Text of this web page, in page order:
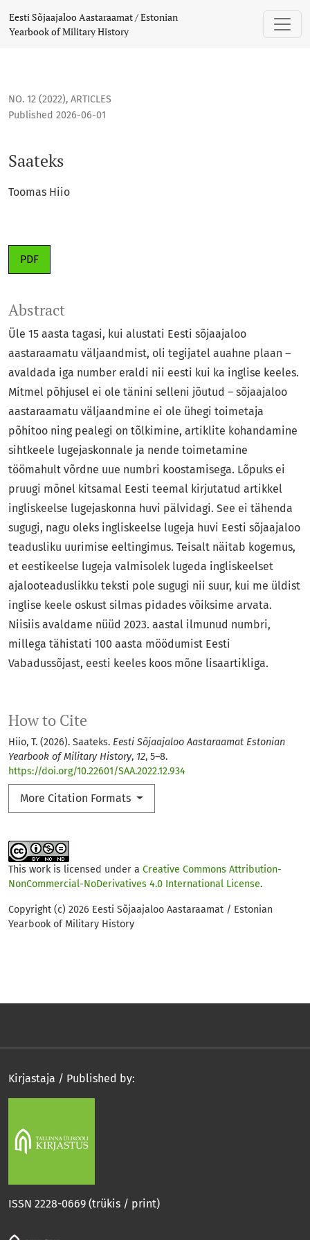
Eesti Sõjaajaloo Aastaraamat / Estonian
Yearbook of Military History
NO. 12 (2022), ARTICLES
Saateks
Published 2026-06-01
Toomas Hiio
PDF
How to Cite
Hiio, T. (2026). Saateks. Eesti Sõjaajaloo Aastaraamat Estonian
Yearbook of Military History, 12, 5–8.
https://doi.org/10.22601/SAA.2022.12.934
More Citation Formats
Abstract
Üle 15 aasta tagasi, kui alustati Eesti sõjaajaloo
aastaraamatu väljaandmist, oli tegijatel auahne plaan –
avaldada iga number eraldi nii eesti kui ka inglise keeles.
Mitmel põhjusel ei ole tänini selleni jõutud – sõjaajaloo
aastaraamatu väljaandmine ei ole ühegi toimetaja
põhitoo ning pealegi on tõlkimine, artiklite kohandamine
sihtkeele lugejaskonnale ja nende toimetamine
töömahult võrdne uue numbri koostamisega. Lõpuks ei
pruugi mõnel kitsamal Eesti teemal kirjutatud artikkel
ingliskeelse lugejaskonna huvi pälvidagi. See ei tähenda
sugugi, nagu oleks ingliskeelse lugeja huvi Eesti sõjaajaloo
teadusliku uurimise eeltingimus. Teisalt näitab kogemus,
et eestikeelse lugeja valmisolek lugeda ingliskeelset
ajalooteaduslikku teksti pole sugugi nii suur, kui me üldist
inglise keele oskust silmas pidades võiksime arvata.
Niisiis avaldame nüüd 2023. aastal ilmunud numbri,
millega tähistati 100 aasta möödumist Eesti
Vabadussõjast, eesti keeles koos mõne lisaartikliga.
This work is licensed under a Creative Commons Attribution-
NonCommercial-NoDerivatives 4.0 International License.
Copyright (c) 2026 Eesti Sõjaajaloo Aastaraamat / Estonian
Yearbook of Military History
Kirjastaja / Published by:
ISSN 2228-0669 (trükis / print)